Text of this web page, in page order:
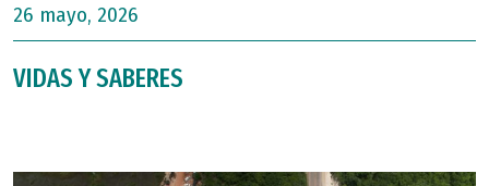
26 mayo, 2026
VIDAS Y SABERES